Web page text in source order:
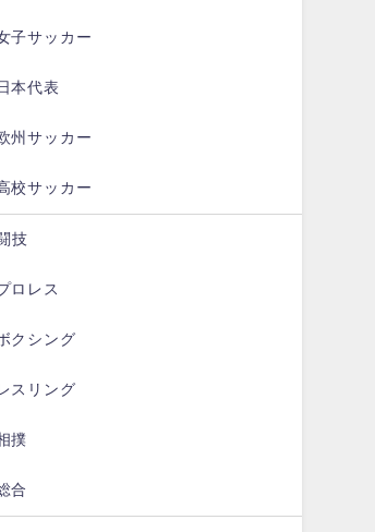
子サッカー
日本代表
州サッカー
校サッカー
技
ロレス
クシング
スリング
撲
合